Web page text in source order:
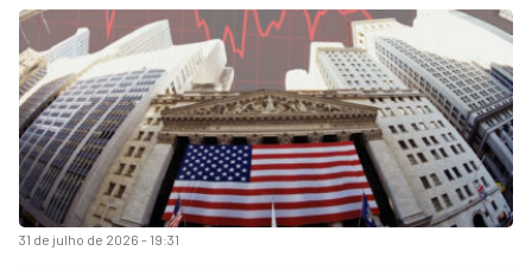
31 de julho de 2026 - 19:31